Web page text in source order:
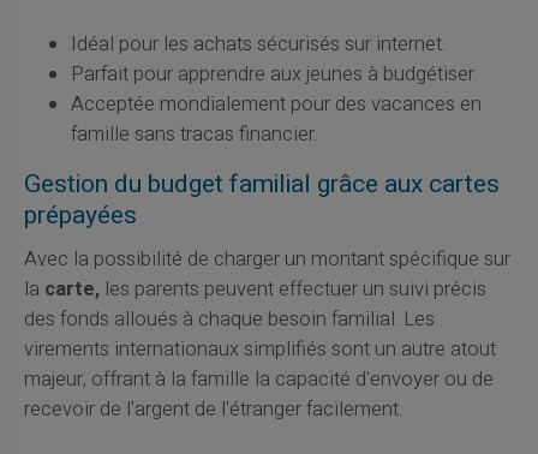
Idéal pour les achats sécurisés sur internet.
Parfait pour apprendre aux jeunes à budgétiser.
Acceptée mondialement pour des vacances en
famille sans tracas financier.
Gestion du budget familial grâce aux cartes
prépayées
Avec la possibilité de charger un montant spécifique sur
la carte,les parents peuvent effectuer un suivi précis
des fonds alloués à chaque besoin familial. Les
virements internationaux simplifiés sont un autre atout
majeur, offrant à la famille la capacité d'envoyer ou de
recevoir de l'argent de l'étranger facilement.